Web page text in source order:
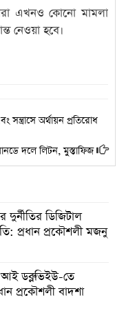
এখনও কোনো মামলা
নেওয়া হবে।
সন্ত্রাসে অর্থায়ন প্রতিরোধ
দলে লিটন, মুস্তাফিজ
দুর্নীতির ডিজিটাল
প্রধান প্রকৌশলী মজনু
আই ডব্লুভিইউ-তে
প্রকৌশলী বাদশা